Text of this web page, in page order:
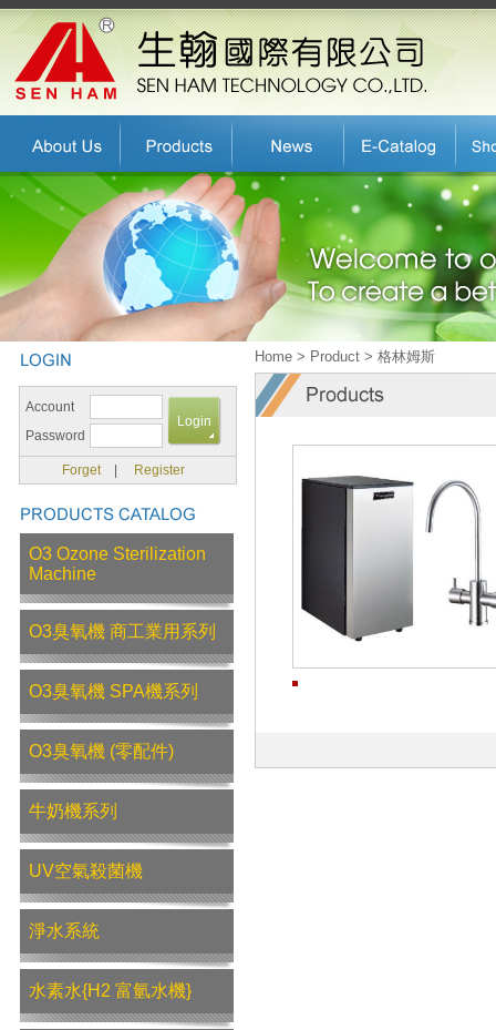
Account
Password
Forget| Register
O3 Ozone Sterilization
Machine
O3臭氧機 商工業用系列
O3臭氧機 SPA機系列
O3臭氧機 (零配件)
牛奶機系列
UV空氣殺菌機
淨水系統
水素水{H2 富氫水機}
Home > Product > 格林姆斯